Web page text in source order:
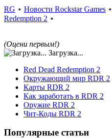
RG ⋆ Новости Rockstar Games ⋆
Redemption 2 ⋆
(Оцени первым!)
Загрузка...
Red Dead Redemption 2
Окружающий мир RDR 2
Карты RDR 2
Как заработать в RDR 2
Оружие RDR 2
Чит-Коды RDR 2
Популярные статьи